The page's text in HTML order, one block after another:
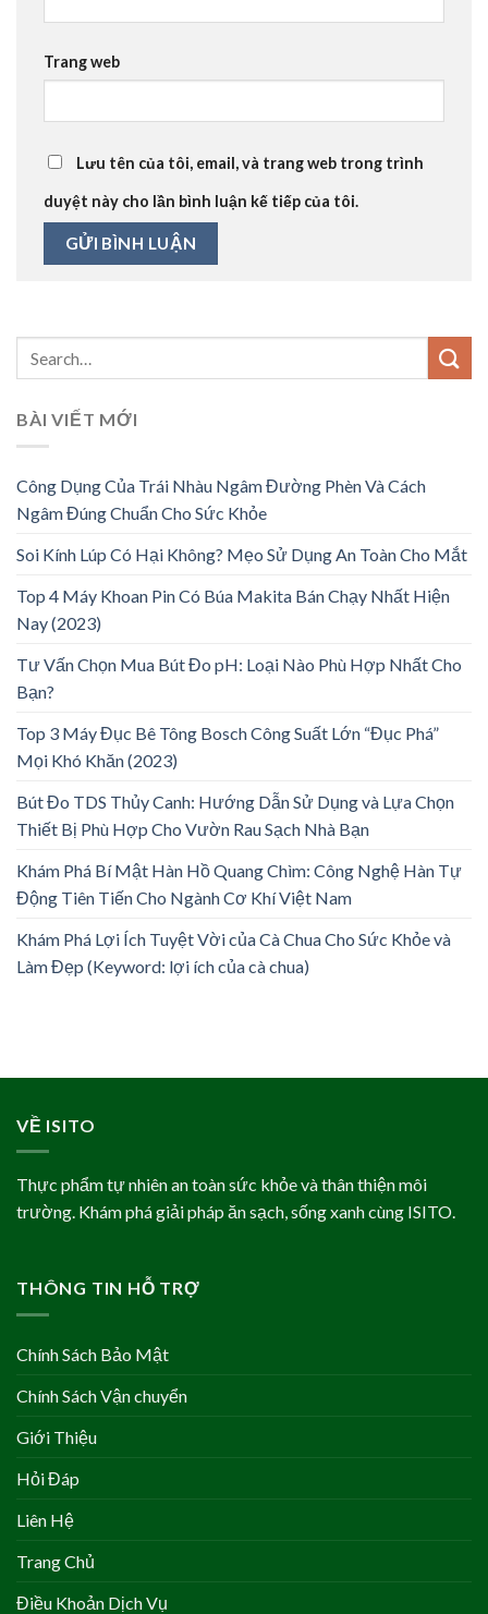
Trang web
Lưu tên của tôi, email, và trang web trong trình
duyệt này cho lần bình luận kế tiếp của tôi.
BÀI VIẾT MỚI
Công Dụng Của Trái Nhàu Ngâm Đường Phèn Và Cách
Ngâm Đúng Chuẩn Cho Sức Khỏe
Soi Kính Lúp Có Hại Không? Mẹo Sử Dụng An Toàn Cho Mắt
Top 4 Máy Khoan Pin Có Búa Makita Bán Chạy Nhất Hiện
Nay (2023)
Tư Vấn Chọn Mua Bút Đo pH: Loại Nào Phù Hợp Nhất Cho
Bạn?
Top 3 Máy Đục Bê Tông Bosch Công Suất Lớn “Đục Phá”
Mọi Khó Khăn (2023)
Bút Đo TDS Thủy Canh: Hướng Dẫn Sử Dụng và Lựa Chọn
Thiết Bị Phù Hợp Cho Vườn Rau Sạch Nhà Bạn
Khám Phá Bí Mật Hàn Hồ Quang Chìm: Công Nghệ Hàn Tự
Động Tiên Tiến Cho Ngành Cơ Khí Việt Nam
Khám Phá Lợi Ích Tuyệt Vời của Cà Chua Cho Sức Khỏe và
Làm Đẹp (Keyword: lợi ích của cà chua)
VỀ ISITO
Thực phẩm tự nhiên an toàn sức khỏe và thân thiện môi
trường. Khám phá giải pháp ăn sạch, sống xanh cùng ISITO.
THÔNG TIN HỖ TRỢ
Chính Sách Bảo Mật
Chính Sách Vận chuyển
Giới Thiệu
Hỏi Đáp
Liên Hệ
Trang Chủ
Điều Khoản Dịch Vụ